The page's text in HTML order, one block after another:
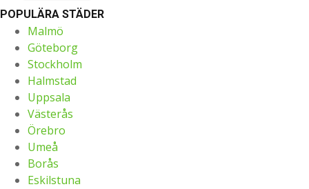
POPULÄRA STÄDER
Malmö
Göteborg
Stockholm
Halmstad
Uppsala
Västerås
Örebro
Umeå
Borås
Eskilstuna